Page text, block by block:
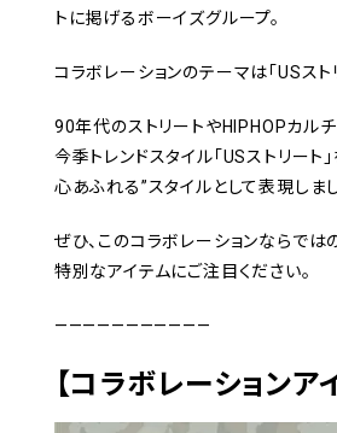
トに掲げるボーイズグループ。
コラボレーションのテーマは「USスト
90年代のストリートやHIPHOPカル
今季トレンドスタイル「USストリート
心あふれる”スタイルとして表現しまし
ぜひ、このコラボレーションならで
特別なアイテムにご注目ください。
———————————
【コラボレーションア